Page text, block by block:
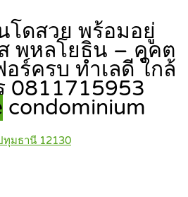
ดสวย พร้อมอยู่
พหลโยธิน – คูคต
ร์ครบ ทำเลดี ใกล้
0811715953
condominium
ทุมธานี 12130